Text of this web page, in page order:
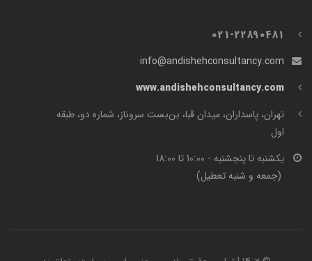
021-22890481
info@andishehconsultancy.com
www.andishehconsultancy.com
تهران، پاسداران، میدان قبا، بن‌بست سروناز، شماره دو، طبقه
اول
یکشنبه تا پنجشنبه - 10:00 تا 18:00
(جمعه و شنبه تعطیل)